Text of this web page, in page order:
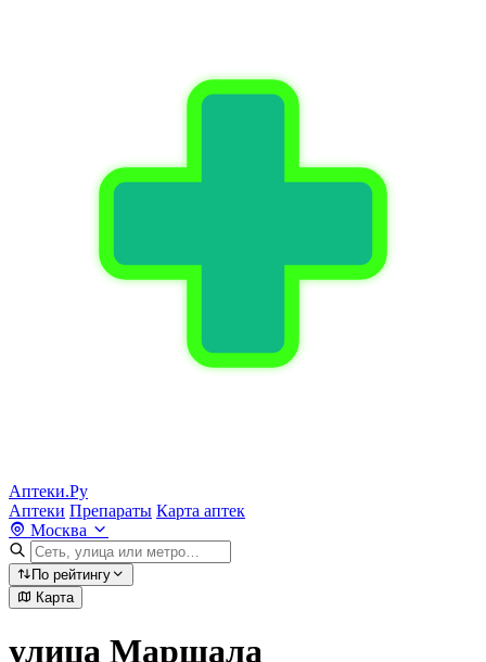
Аптеки.Ру
Аптеки Препараты Карта аптек
Москва
По рейтингу
Карта
улица Маршала